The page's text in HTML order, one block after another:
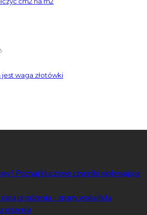
jest waga złotówki
Poznaj kluczowe czynniki wpływające
urodzenia – znany wokalista